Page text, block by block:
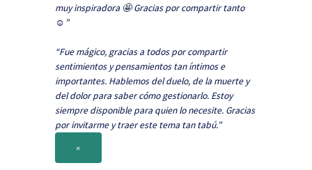
muy inspiradora 🤩 Gracias por compartir tanto
☺️”
“Fue mágico, gracias a todos por compartir
sentimientos y pensamientos tan íntimos e
importantes. Hablemos del duelo, de la muerte y
del dolor para saber cómo gestionarlo. Estoy
siempre disponible para quien lo necesite. Gracias
por invitarme y traer este tema tan tabú.”
×